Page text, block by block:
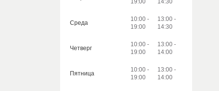
19:00
14:30
Среда
10:00
19:00
13:00
14:30
Четверг
10:00
19:00
13:00
14:00
Пятница
10:00
19:00
13:00
14:00